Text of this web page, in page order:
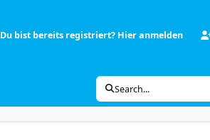
Du bist bereits registriert? Hier anmelden
Search...